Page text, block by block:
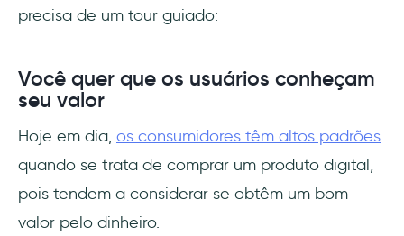
precisa de um tour guiado:
Você quer que os usuários conheçam
seu valor
Hoje em dia, os consumidores têm altos padrões
quando se trata de comprar um produto digital,
pois tendem a considerar se obtêm um bom
valor pelo dinheiro.